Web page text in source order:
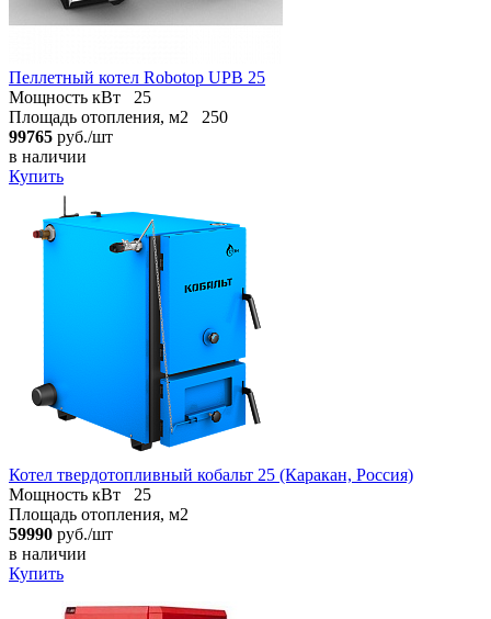
Пеллетный котел Robotop UPB 25
Мощность кВт
25
Площадь отопления, м2
250
99765 руб./шт
в наличии
Купить
Котел твердотопливный кобальт 25 (Каракан, Россия)
Мощность кВт
25
Площадь отопления, м2
59990 руб./шт
в наличии
Купить